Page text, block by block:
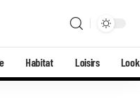
Habitat Loisirs Look